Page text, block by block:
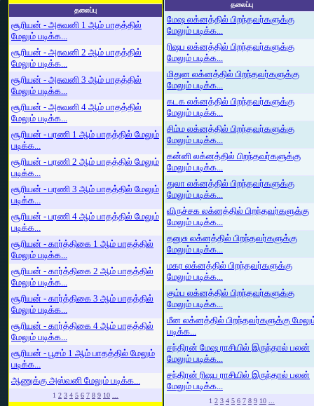
தலைப்பு
சூரியன் - அசுவனி 1 ஆம் பாதத்தில்
மேலும் படிக்க...
சூரியன் - அசுவனி 2 ஆம் பாதத்தில்
மேலும் படிக்க...
சூரியன் - அசுவனி 3 ஆம் பாதத்தில்
மேலும் படிக்க...
சூரியன் - அசுவனி 4 ஆம் பாதத்தில்
மேலும் படிக்க...
சூரியன் - பரணி 1 ஆம் பாதத்தில் மேலும்
படிக்க...
சூரியன் - பரணி 2 ஆம் பாதத்தில் மேலும்
படிக்க...
சூரியன் - பரணி 3 ஆம் பாதத்தில் மேலும்
படிக்க...
சூரியன் - பரணி 4 ஆம் பாதத்தில் மேலும்
படிக்க...
சூரியன் - கார்த்திகை 1 ஆம் பாதத்தில்
மேலும் படிக்க...
சூரியன் - கார்த்திகை 2 ஆம் பாதத்தில்
மேலும் படிக்க...
சூரியன் - கார்த்திகை 3 ஆம் பாதத்தில்
மேலும் படிக்க...
சூரியன் - கார்த்திகை 4 ஆம் பாதத்தில்
மேலும் படிக்க...
சூரியன் - பூசம் 1 ஆம் பாதத்தில் மேலும்
படிக்க...
ஆணுக்கு அஸ்வனி மேலும் படிக்க...
1 2 3 4 5 6 7 8 9 10 ...
தலைப்பு
மேஷ லக்னத்தில் பிறந்தவர்களுக்கு
மேலும் படிக்க...
ரிஷப லக்னத்தில் பிறந்தவர்களுக்கு
மேலும் படிக்க...
மிதுன லக்னத்தில் பிறந்தவர்களுக்கு
மேலும் படிக்க...
கடக லக்னத்தில் பிறந்தவர்களுக்கு
மேலும் படிக்க...
சிம்ம லக்னத்தில் பிறந்தவர்களுக்கு
மேலும் படிக்க...
கன்னி லக்னத்தில் பிறந்தவர்களுக்கு
மேலும் படிக்க...
துலா லக்னத்தில் பிறந்தவர்களுக்கு
மேலும் படிக்க...
விருச்சக லக்னத்தில் பிறந்தவர்களுக்கு
மேலும் படிக்க...
தனுசு லக்னத்தில் பிறந்தவர்களுக்கு
மேலும் படிக்க...
மகர லக்னத்தில் பிறந்தவர்களுக்கு
மேலும் படிக்க...
கும்ப லக்னத்தில் பிறந்தவர்களுக்கு
மேலும் படிக்க...
மீன லக்னத்தில் பிறந்தவர்களுக்கு
படிக்க...
சந்திரன் மேஷ ராசியில் இருந்தால் பலன்
மேலும் படிக்க...
சந்திரன் ரிஷப ராசியில் இருந்தால் பலன்
மேலும் படிக்க...
1 2 3 4 5 6 7 8 9 10 ...